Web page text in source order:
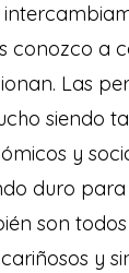
conozco a
Las
siendo
y
duro
son
y